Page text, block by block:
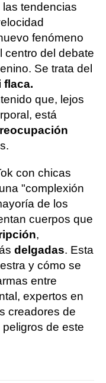
tendencias
fenómeno
centro del debate
Se trata del
flaca.
que, lejos
está
con chicas
"complexión
de los
cuerpos que
,
delgadas. Esta
y cómo se
entre
expertos en
creadores de
de este